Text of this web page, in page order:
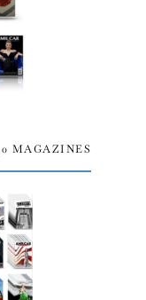
MAGAZINES